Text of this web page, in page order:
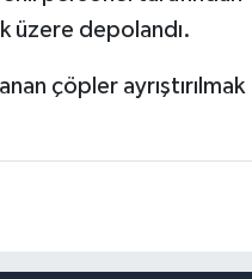
üzere depolandı.
çöpler ayrıştırılmak